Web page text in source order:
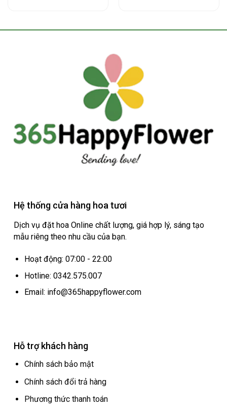
Hệ thống cửa hàng hoa tươi
Dịch vụ đặt hoa Online chất lượng, giá hợp lý, sáng tạo
mẫu riêng theo nhu cầu của bạn.
Hoạt động: 07:00 - 22:00
Hotline: 0342.575.007
Email: info@365happyflower.com
Hỗ trợ khách hàng
Chính sách bảo mật
Chính sách đổi trả hàng
Phương thức thanh toán